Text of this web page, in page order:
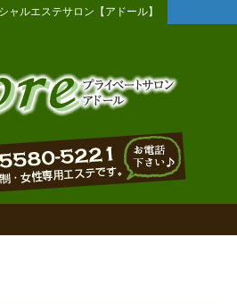
ャルエステサロン【アドール】